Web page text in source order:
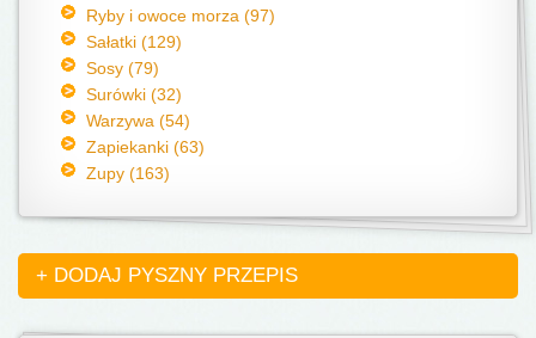
Ryby i owoce morza (97)
Sałatki (129)
Sosy (79)
Surówki (32)
Warzywa (54)
Zapiekanki (63)
Zupy (163)
+ DODAJ PYSZNY PRZEPIS